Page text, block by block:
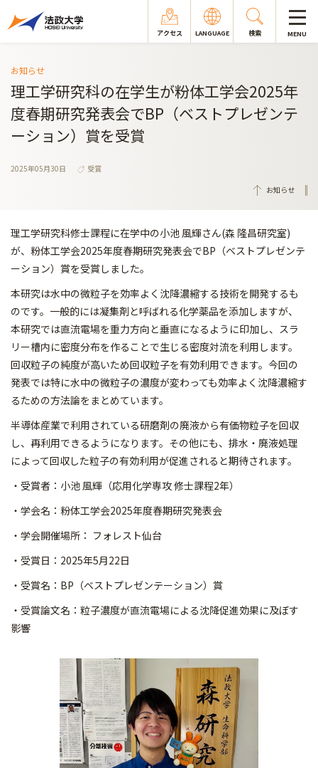
アクセス LANGUAGE 検索 MENU
お知らせ
理工学研究科の在学生が粉体工学会2025年
度春期研究発表会でBP（ベストプレゼンテ
ーション）賞を受賞
2025年05月30日
受賞
お知らせ
理工学研究科修士課程に在学中の小池 風輝さん(森 隆昌研究室)
が、粉体工学会2025年度春期研究発表会でBP（ベストプレゼンテ
ーション）賞を受賞しました。
本研究は水中の微粒子を効率よく沈降濃縮する技術を開発するも
のです。一般的には凝集剤と呼ばれる化学薬品を添加しますが、
本研究では直流電場を重力方向と垂直になるように印加し、スラ
リー槽内に密度分布を作ることで生じる密度対流を利用します。
回収粒子の純度が高いため回収粒子を有効利用できます。今回の
発表では特に水中の微粒子の濃度が変わっても効率よく沈降濃縮す
るための方法論をまとめています。
半導体産業で利用されている研磨剤の廃液から有価物粒子を回収
し、再利用できるようになります。その他にも、排水・廃液処理
によ って回収した粒子の有効利用が促進されると期待されます。
・受賞者：小池 風輝（応用化学専攻 修士課程2年）
・学会名：粉体工学会2025年度春期研究発表会
・学会開催場所： フォレスト仙台
・受賞日：2025年5月22日
・受賞名：BP（ベストプレゼンテーション）賞
・受賞論文名：粒子濃度が直流電場による沈降促進効果に及ぼす
影響